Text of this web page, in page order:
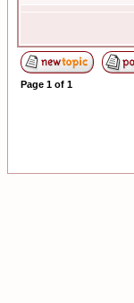
Page 1 of 1